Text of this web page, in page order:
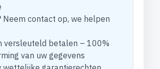
Neem contact op, we helpen
versleuteld betalen – 100%
van uw gegevens